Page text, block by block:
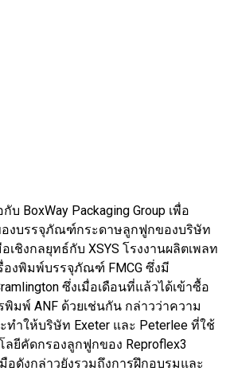
บ BoxWay Packaging Group เพื่อ
งบรรจุภัณฑ์กระดาษลูกฟูกของบริษัท
ชิงกลยุทธ์กับ XSYS โรงงานผลิตเพลท
องพิมพ์บรรจุภัณฑ์ FMCG ซึ่งมี
ซึ่งเมื่อเดือนที่แล้วได้เข้าซื้อ
พิมพ์ ANF ด้วยเช่นกัน กล่าวว่าความ
ทำให้บริษัท Exeter และ Peterlee ที่ใช้
ลยีคัดกรองลูกฟูกของ Reproflex3
ดังกล่าวยังรวมถึงการฝึกอบรมและ